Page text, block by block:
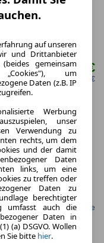
ID. Buzz
LED
ab mtl. 593,81 €
netto mtl. 498,32 €
(340 PS)
auf LeasingMarkt.de
auf unseren
und Drittanbieter
gemeinsam
um
Daten (z.B. IP
Werbung
unser
Verwendung zu
rechts, um dem
und der damit
Daten
links, um eine
zu treffen oder
Daten zu
berechtigter
umfasst auch die
Daten in
(a) DSGVO. Wollen
Sie bitte hier.